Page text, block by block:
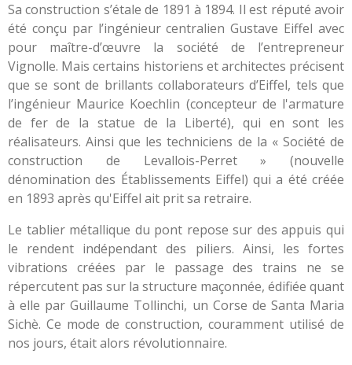
Sa construction s’étale de 1891 à 1894. Il est réputé avoir
été conçu par l’ingénieur centralien Gustave Eiffel avec
pour maître-d’œuvre la société de l’entrepreneur
Vignolle. Mais certains historiens et architectes précisent
que se sont de brillants collaborateurs d’Eiffel, tels que
l’ingénieur Maurice Koechlin (concepteur de l'armature
de fer de la statue de la Liberté), qui en sont les
réalisateurs. Ainsi que les techniciens de la « Société de
construction de Levallois-Perret » (nouvelle
dénomination des Établissements Eiffel) qui a été créée
en 1893 après qu'Eiffel ait prit sa retraire.
Le tablier métallique du pont repose sur des appuis qui
le rendent indépendant des piliers. Ainsi, les fortes
vibrations créées par le passage des trains ne se
répercutent pas sur la structure maçonnée, édifiée quant
à elle par Guillaume Tollinchi, un Corse de Santa Maria
Sichè. Ce mode de construction, couramment utilisé de
nos jours, était alors révolutionnaire.